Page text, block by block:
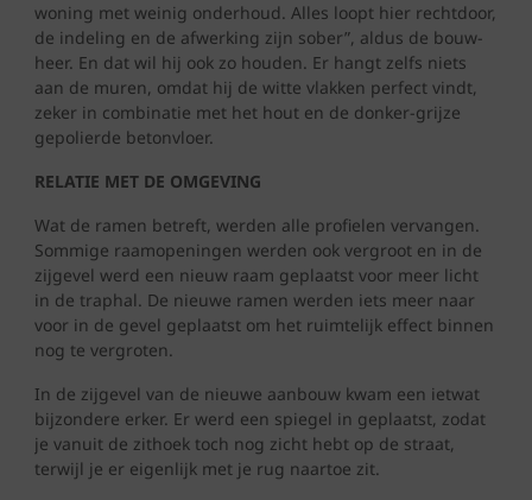
woning met weinig onderhoud. Alles loopt hier rechtdoor,
de indeling en de afwerking zijn sober”, aldus de bouw-
heer. En dat wil hij ook zo houden. Er hangt zelfs niets
aan de muren, omdat hij de witte vlakken perfect vindt,
zeker in combinatie met het hout en de donker-grijze
gepolierde betonvloer.
RELATIE MET DE OMGEVING
Wat de ramen betreft, werden alle profielen vervangen.
Sommige raamopeningen werden ook vergroot en in de
zijgevel werd een nieuw raam geplaatst voor meer licht
in de traphal. De nieuwe ramen werden iets meer naar
voor in de gevel geplaatst om het ruimtelijk effect binnen
nog te vergroten.
In de zijgevel van de nieuwe aanbouw kwam een ietwat
bijzondere erker. Er werd een spiegel in geplaatst, zodat
je vanuit de zithoek toch nog zicht hebt op de straat,
terwijl je er eigenlijk met je rug naartoe zit.